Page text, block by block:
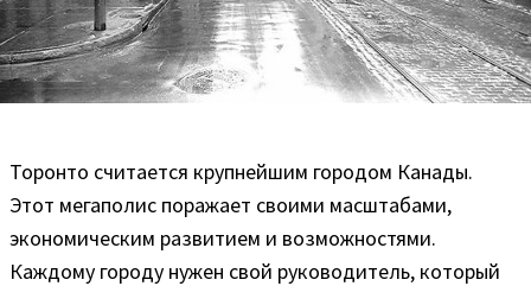
Торонто считается крупнейшим городом Канады.
Этот мегаполис поражает своими масштабами,
экономическим развитием и возможностями.
Каждому городу нужен свой руководитель, который